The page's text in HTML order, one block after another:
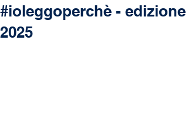
#ioleggoperchè - edizione
2025